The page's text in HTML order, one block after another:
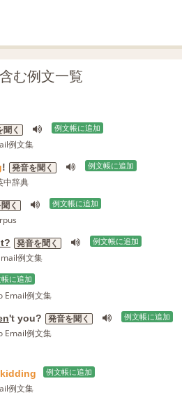
む例文一覧
聞く 例文帳に追加
例文集
! 発音を聞く 例文帳に追加
中辞典
く 例文帳に追加
発音を聞く 例文帳に追加
例文集
に追加
Email例文集
't you? 発音を聞く 例文帳に追加
Email例文集
kidding 例文帳に追加
例文集